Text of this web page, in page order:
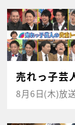
売れっ子芸
8月6日(木)放